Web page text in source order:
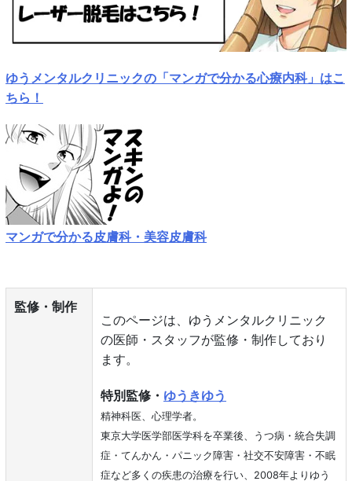
ゆうメンタルクリニックの「マンガで分かる心療内科」はこ
ちら！
マンガで分かる皮膚科・美容皮膚科
監修・制作
このページは、ゆうメンタルクリニック
の医師・スタッフが監修・制作しており
ます。
特別監修・ ゆうきゆう
精神科医、心理学者。
東京大学医学部医学科を卒業後、うつ病・統合失調
症・てんかん・パニック障害・社交不安障害・不眠
症など多くの疾患の治療を行い、2008年よりゆう